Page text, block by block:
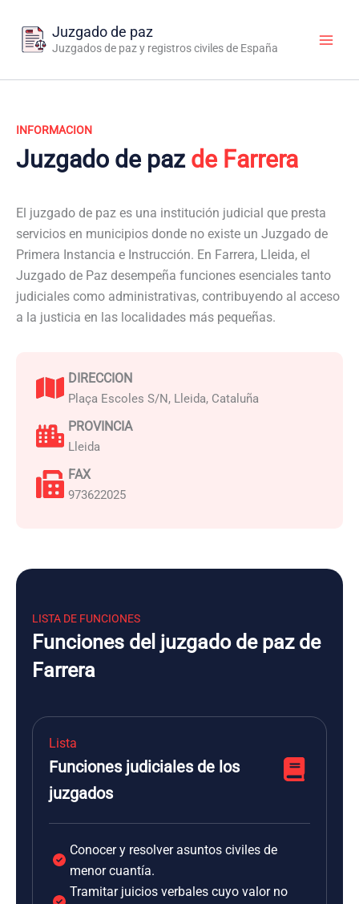
contenido
Juzgado de paz
Juzgados de paz y registros civiles de España
INFORMACION
Juzgado de paz de Farrera
El juzgado de paz es una institución judicial que presta
servicios en municipios donde no existe un Juzgado de
Primera Instancia e Instrucción. En Farrera, Lleida, el
Juzgado de Paz desempeña funciones esenciales tanto
judiciales como administrativas, contribuyendo al acceso
a la justicia en las localidades más pequeñas.
DIRECCION
Plaça Escoles S/N, Lleida, Cataluña
PROVINCIA
Lleida
FAX
973622025
LISTA DE FUNCIONES
Funciones del juzgado de paz de
Farrera
Lista
Funciones judiciales de los
juzgados
Conocer y resolver asuntos civiles de
menor cuantía.
Tramitar juicios verbales cuyo valor no